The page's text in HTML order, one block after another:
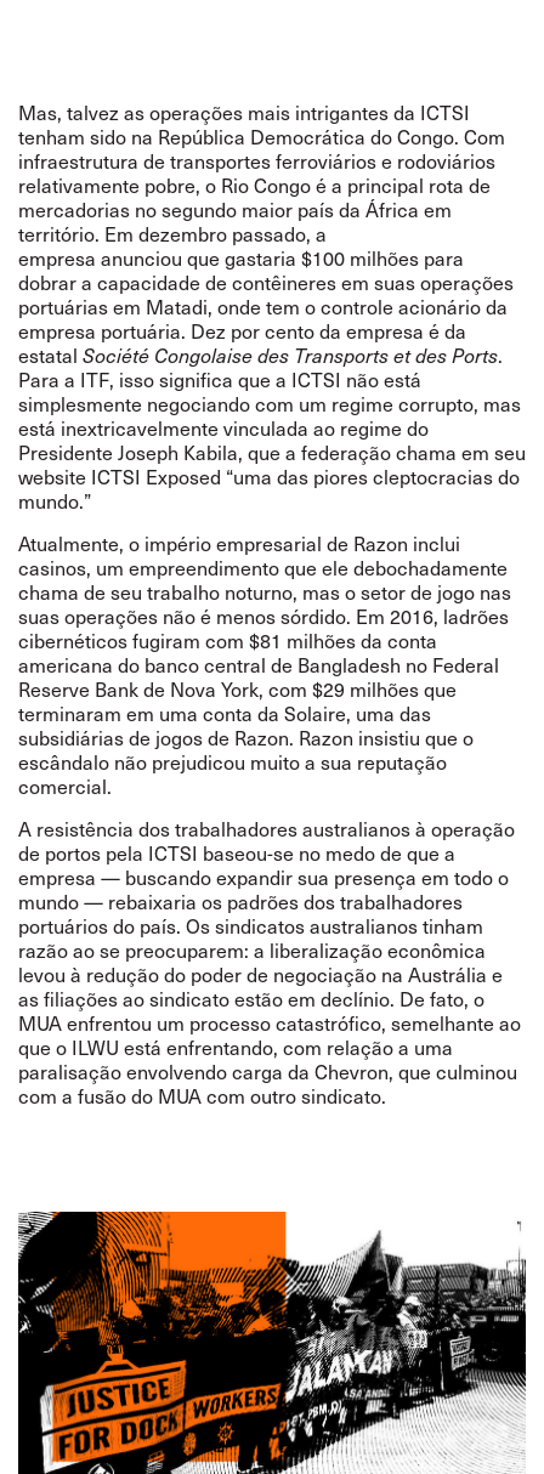
Mas, talvez as operações mais intrigantes da ICTSI
tenham sido na República Democrática do Congo. Com
infraestrutura de transportes ferroviários e rodoviários
relativamente pobre, o Rio Congoé a principal rota de
mercadorias no segundo maior país da África em
território. Em dezembro passado, a
empresa anunciou que gastaria $100 milhões para
dobrar a capacidade de contêineres em suas operações
portuárias em Matadi, onde tem o controle acionário da
empresa portuária. Dez por cento da empresa é da
estatal Société Congolaise des Transports et des Ports.
Para a ITF, isso significa que a ICTSI não está
simplesmente negociando com um regime corrupto, mas
está inextricavelmente vinculada ao regime do
Presidente Joseph Kabila, que a federação chama em seu
website ICTSI Exposed “uma das piores cleptocracias do
mundo.”
Atualmente, o império empresarial de Razon inclui
casinos, um empreendimento que ele debochadamente
chama de seu trabalho noturno, mas o setor de jogo nas
suas operações não é menos sórdido. Em 2016, ladrões
cibernéticos fugiram com $81 milhões da conta
americana do banco central de Bangladesh no Federal
Reserve Bank de Nova York, com $29 milhões que
terminaram em uma conta da Solaire, uma das
subsidiárias de jogos de Razon. Razon insistiu que o
escândalo não prejudicou muito a sua reputação
comercial.
A resistência dos trabalhadores australianos à operação
de portos pela ICTSI baseou-se no medo de que a
empresa — buscando expandir sua presença em todo o
mundo— rebaixaria os padrões dos trabalhadores
portuários do país. Os sindicatos australianos tinham
razão ao se preocuparem: a liberalização econômica
levou à redução do poder de negociação na Austrália e
as filiações ao sindicatoestãoem declínio. De fato, o
MUA enfrentou um processo catastrófico, semelhante ao
que o ILWU está enfrentando, com relação a uma
paralisação envolvendo carga da Chevron, que culminou
com a fusãodo MUA com outro sindicato.